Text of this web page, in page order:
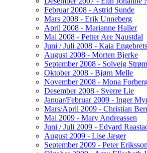
Februar 2008 - Astrid Sunde
Mars 2008 - Erik Unneberg
April 2008 - Marianne Haller
Mai 2008 - Petter Are Naustdal
Juni / Juli 2008 - Kaia
August 2008 - Morten Bjerke
September 2008 - Solveig
Oktober 2008 - Bjørn Melle
November 2008 - Mona
Desember 2008 - Sverre Lie
Januar/Februar 2009 - Inger
Mars/April 2009 - Christian
Mai 2009 - Mary Andreassen
Juni / Juli 2009 - Edvard
August 2009 - Lise Jæger
September 2009 - Peter Eriksson